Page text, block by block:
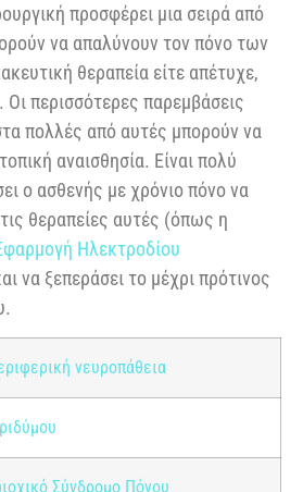
προσφέρει μια σειρά από
να απαλύνουν τον πόνο των
θεραπεία είτε απέτυχε,
Οι περισσότερες παρεμβάσεις
πολλές από αυτές μπορούν να
αναισθησία. Είναι πολύ
ο ασθενής με χρόνιο πόνο να
θεραπείες αυτές (όπως η
Ηλεκτροδίου
να ξεπεράσει το μέχρι πρότινος
νευροπάθεια
Σύνδρομο Πόνου